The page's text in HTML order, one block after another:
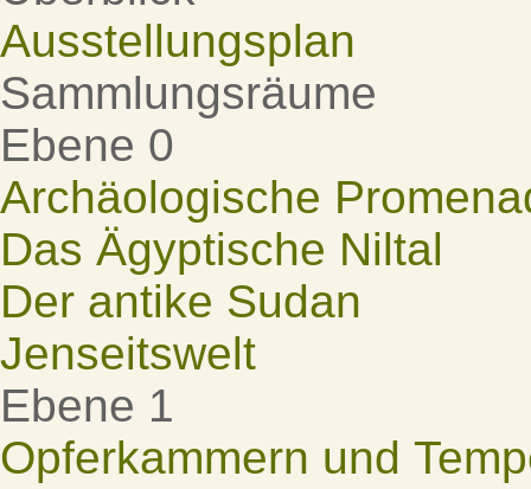
Ausstellungsplan
Sammlungsräume
Ebene 0
Archäologische
Das Ägyptische Niltal
Der antike Sudan
Jenseitswelt
Ebene 1
Opferkammern und